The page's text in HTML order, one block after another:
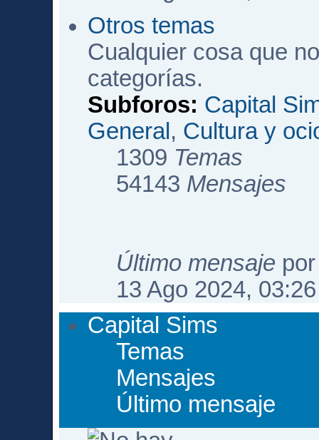
Otros temas
Cualquier cosa que
categorías.
Subforos: Capital
General , Cultura y
1309 Temas
54143 Mensajes
Último mensaje
13 Ago 2024, 03:26
Capital Sims
Temas
Mensajes
Último mensaje